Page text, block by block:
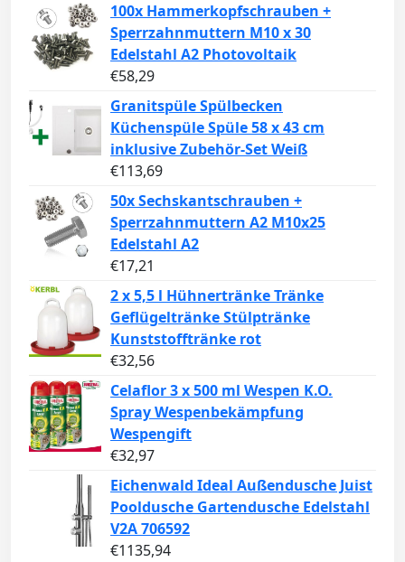
100x Hammerkopfschrauben +
Sperrzahnmuttern M10 x 30
Edelstahl A2 Photovoltaik
€58,29
Granitspüle Spülbecken
Küchenspüle Spüle 58 x 43 cm
inklusive Zubehör-Set Weiß
€113,69
50x Sechskantschrauben +
Sperrzahnmuttern A2 M10x25
Edelstahl A2
€17,21
2 x 5,5 l Hühnertränke Tränke
Geflügeltränke Stülptränke
Kunststofftränke rot
€32,56
Celaflor 3 x 500 ml Wespen K.O.
Spray Wespenbekämpfung
Wespengift
€32,97
Eichenwald Ideal Außendusche Juist
Pooldusche Gartendusche Edelstahl
V2A 706592
€1135,94